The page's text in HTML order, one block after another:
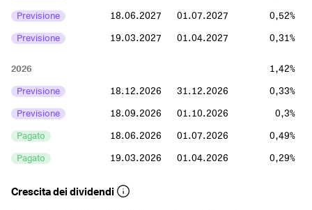
Previsione
18.06.2027 01.07.2027
0,52%
Previsione
19.03.2027 01.04.2027 0,31%
2026
1,42%
Previsione
18.12.2026 31.12.2026
0,33%
Previsione
18.09.2026 01.10.2026
0,3%
Pagato
18.06.2026 01.07.2026
0,49%
Pagato
19.03.2026 01.04.2026 0,29%
2025
Crescita dei dividendi